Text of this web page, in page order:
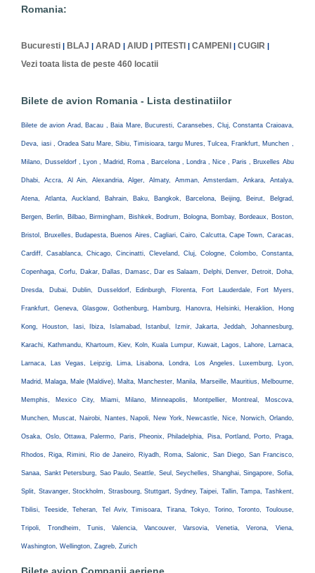
Romania:
Bucuresti | BLAJ |ARAD |AIUD | PITESTI |CAMPENI |CUGIR |
Vezi toata lista de peste 460 locatii
Bilete de avion Romania - Lista destinatiilor
Bilete de avion Arad, Bacau , Baia Mare, Bucuresti, Caransebes, Cluj, Constanta Craioava,
Deva, iasi , Oradea Satu Mare, Sibiu, Timisioara, targu Mures, Tulcea, Frankfurt, Munchen ,
Milano, Dusseldorf , Lyon , Madrid, Roma , Barcelona , Londra , Nice , Paris , Bruxelles Abu
Dhabi, Accra, Al Ain, Alexandria, Alger, Almaty, Amman, Amsterdam, Ankara, Antalya,
Atena, Atlanta, Auckland, Bahrain, Baku, Bangkok, Barcelona, Beijing, Beirut, Belgrad,
Bergen, Berlin, Bilbao, Birmingham, Bishkek, Bodrum, Bologna, Bombay, Bordeaux, Boston,
Bristol, Bruxelles, Budapesta, Buenos Aires, Cagliari, Cairo, Calcutta, Cape Town, Caracas,
Cardiff, Casablanca, Chicago, Cincinatti, Cleveland, Cluj, Cologne, Colombo, Constanta,
Copenhaga, Corfu, Dakar, Dallas, Damasc, Dar es Salaam, Delphi, Denver, Detroit, Doha,
Dresda, Dubai, Dublin, Dusseldorf, Edinburgh, Florenta, Fort Lauderdale, Fort Myers,
Frankfurt, Geneva, Glasgow, Gothenburg, Hamburg, Hanovra, Helsinki, Heraklion, Hong
Kong, Houston, Iasi, Ibiza, Islamabad, Istanbul, Izmir, Jakarta, Jeddah, Johannesburg,
Karachi, Kathmandu, Khartoum, Kiev, Koln, Kuala Lumpur, Kuwait, Lagos, Lahore, Larnaca,
Larnaca, Las Vegas, Leipzig, Lima, Lisabona, Londra, Los Angeles, Luxemburg, Lyon,
Madrid, Malaga, Male (Maldive), Malta, Manchester, Manila, Marseille, Mauritius, Melbourne,
Memphis, Mexico City, Miami, Milano, Minneapolis, Montpellier, Montreal, Moscova,
Munchen, Muscat, Nairobi, Nantes, Napoli, New York, Newcastle, Nice, Norwich, Orlando,
Osaka, Oslo, Ottawa, Palermo, Paris, Pheonix, Philadelphia, Pisa, Portland, Porto, Praga,
Rhodos, Riga, Rimini, Rio de Janeiro, Riyadh, Roma, Salonic, San Diego, San Francisco,
Sanaa, Sankt Petersburg, Sao Paulo, Seattle, Seul, Seychelles, Shanghai, Singapore, Sofia,
Split, Stavanger, Stockholm, Strasbourg, Stuttgart, Sydney, Taipei, Tallin, Tampa, Tashkent,
Tbilisi, Teeside, Teheran, Tel Aviv, Timisoara, Tirana, Tokyo, Torino, Toronto, Toulouse,
Tripoli, Trondheim, Tunis, Valencia, Vancouver, Varsovia, Venetia, Verona, Viena,
Washington, Wellington, Zagreb, Zurich